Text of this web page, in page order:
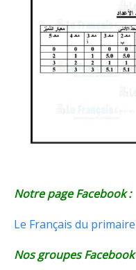
Notre page Facebook :
Le Français du
Nos groupes Facebook